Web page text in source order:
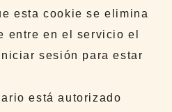
esta cookie se elimina
entre en el servicio el
sesión para estar
está autorizado